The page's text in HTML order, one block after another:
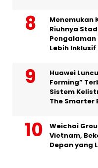
Menemukan
Riuhnya
Pengalaman
Lebih Inklusif
Huawei
Forming”
Sistem
The Smarter
Weichai
Vietnam,
Depan yang